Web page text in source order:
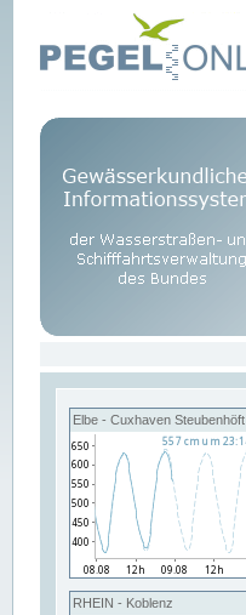
Elbe - Cuxhaven Steubenhöft
RHEIN - Koblenz